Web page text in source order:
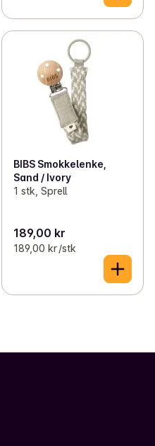
BIBS Smokkelenke,
Sand / Ivory
1 stk, Sprell
189,00 kr
189,00 kr /stk